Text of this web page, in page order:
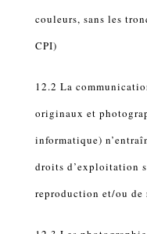
couleurs, sans les
CPI)
12.2 La
originaux et
informatique)
droits d’exploitation
reproduction et/ou de